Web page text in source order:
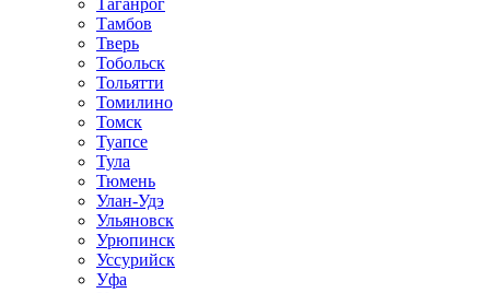
Таганрог
Тамбов
Тверь
Тобольск
Тольятти
Томилино
Томск
Туапсе
Тула
Тюмень
Улан-Удэ
Ульяновск
Урюпинск
Уссурийск
Уфа